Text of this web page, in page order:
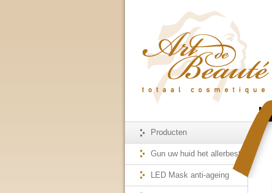
Producten
Gun uw huid het allerbeste
LED Mask anti-ageing